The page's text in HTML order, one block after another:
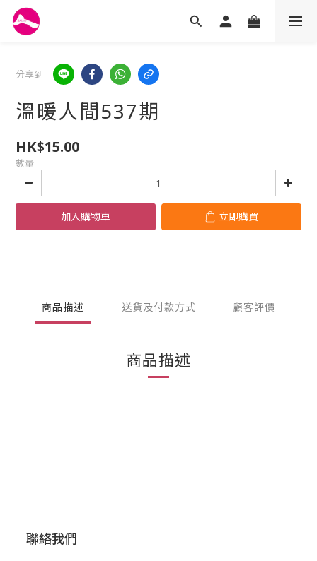
分享到
溫暖人間537期
HK$15.00
數量
加入購物車 立即購買
商品描述 送貨及付款方式 顧客評價
商品描述
聯絡我們